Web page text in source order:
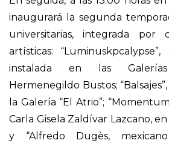
inaugurará la segunda
universitarias, integrada por
artísticas:
instalada en las
Hermenegildo Bustos;
la Galería “El Atrio”;
Carla Gisela Zaldívar Lazcano,
y “Alfredo Dugès,